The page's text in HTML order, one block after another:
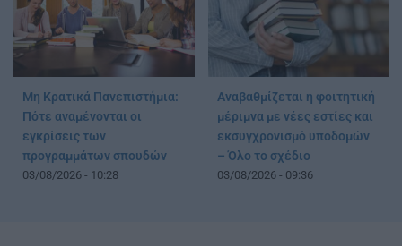
Μη Κρατικά Πανεπιστήμια:
Πότε αναμένονται οι
εγκρίσεις των
προγραμμάτων σπουδών
03/08/2026 - 10:28
Αναβαθμίζεται η φοιτητική
μέριμνα με νέες εστίες και
εκσυγχρονισμό υποδομών
– Όλο το σχέδιο
03/08/2026 - 09:36